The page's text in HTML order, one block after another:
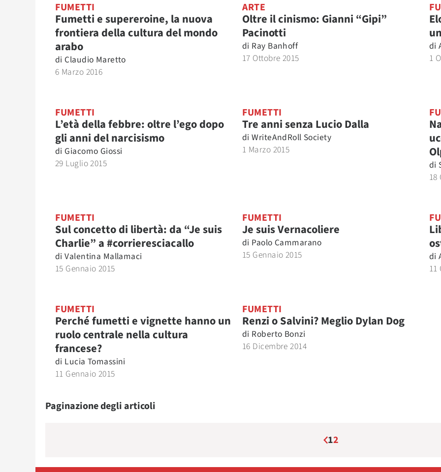
FUMETTI
Fumetti e supereroine, la nuova
frontiera della cultura del mondo
arabo
di Claudio Maretto
6 Marzo 2016
ARTE
Oltre il cinismo: Gianni “Gipi”
Pacinotti
di Ray Banhoff
17 Ottobre 2015
di
1
FUMETTI
L’età della febbre: oltre l’ego dopo
gli anni del narcisismo
di Giacomo Giossi
29 Luglio 2015
FUMETTI
Tre anni senza Lucio Dalla
di WriteAndRoll Society
1 Marzo 2015
di
18
FUMETTI
Sul concetto di libertà: da “Je suis
Charlie” a #corrieresciacallo
di Valentina Mallamaci
15 Gennaio 2015
FUMETTI
Je suis Vernacoliere
di Paolo Cammarano
15 Gennaio 2015
di
11
FUMETTI
Perché fumetti e vignette hanno un
ruolo centrale nella cultura
francese?
di Lucia Tomassini
11 Gennaio 2015
FUMETTI
Renzi o Salvini? Meglio Dylan Dog
di Roberto Bonzi
16 Dicembre 2014
Paginazione degli articoli
12